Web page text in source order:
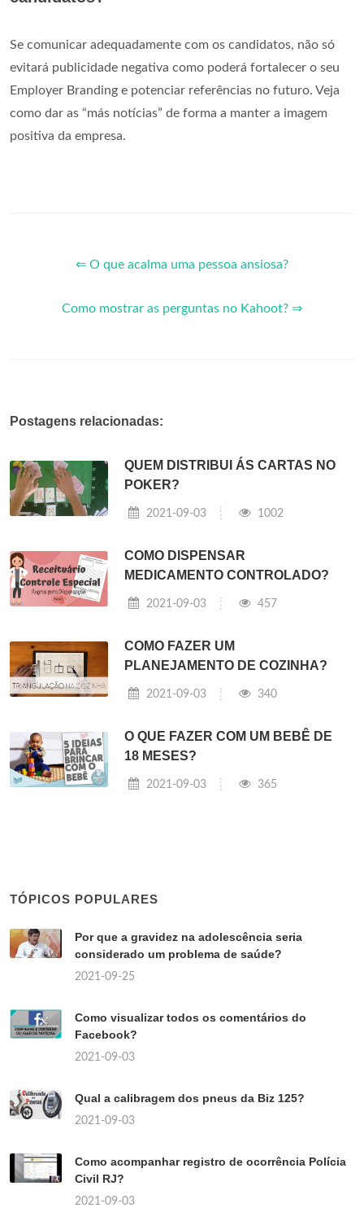
Se comunicar adequadamente com os candidatos, não só
evitará publicidade negativa como poderá fortalecer o seu
Employer Branding e potenciar referências no futuro. Veja
como dar as “más notícias” de forma a manter a imagem
positiva da empresa.
⇐ O que acalma uma pessoa ansiosa?
Como mostrar as perguntas no Kahoot? ⇒
Postagens relacionadas:
QUEM DISTRIBUI ÁS CARTAS NO
POKER?
2021-09-03 1002
COMO DISPENSAR
MEDICAMENTO CONTROLADO?
2021-09-03 457
COMO FAZER UM
PLANEJAMENTO DE COZINHA?
2021-09-03 340
O QUE FAZER COM UM BEBÊ DE
18 MESES?
2021-09-03 365
TÓPICOS POPULARES
Por que a gravidez na adolescência seria
considerado um problema de saúde?
2021-09-25
Como visualizar todos os comentários do
Facebook?
2021-09-03
Qual a calibragem dos pneus da Biz 125?
2021-09-03
Como acompanhar registro de ocorrência Polícia
Civil RJ?
2021-09-03